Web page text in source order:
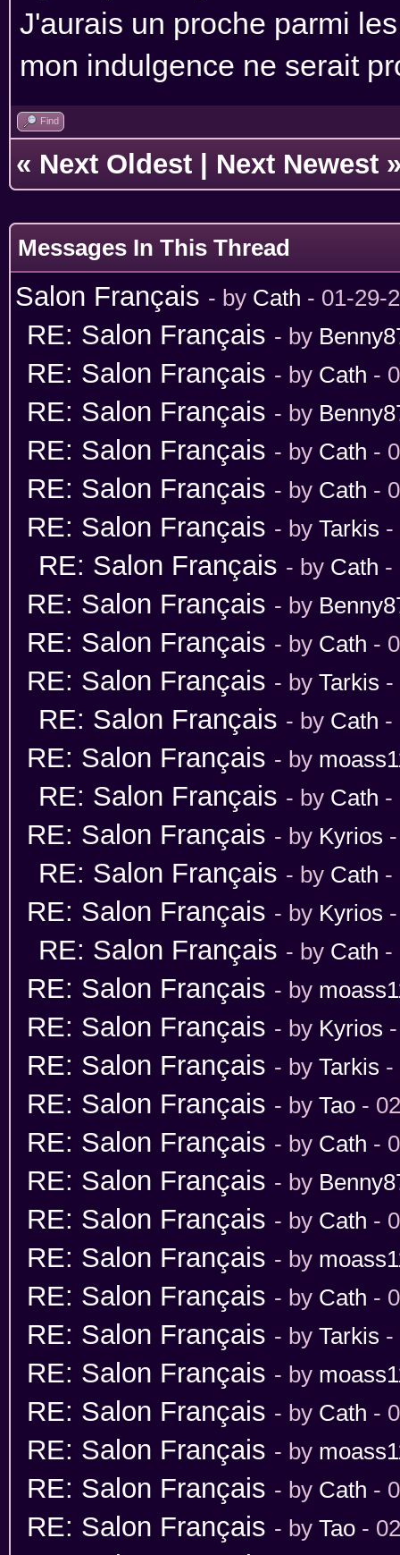
J'aurais un proche parmi
mon indulgence ne serait
Find
« Next Oldest Next Newest
Messages In This Thread
Salon Français - by Cath - 01-29-
RE: Salon Français - by
RE: Salon Français - by Cath -
RE: Salon Français - by
RE: Salon Français - by Cath -
RE: Salon Français - by Cath -
RE: Salon Français - by Tarkis -
RE: Salon Français - by Cath -
RE: Salon Français - by
RE: Salon Français - by Cath -
RE: Salon Français - by Tarkis -
RE: Salon Français - by Cath -
RE: Salon Français - by
RE: Salon Français - by Cath -
RE: Salon Français - by Kyrios
RE: Salon Français - by Cath -
RE: Salon Français - by Kyrios
RE: Salon Français - by Cath -
RE: Salon Français - by
RE: Salon Français - by Kyrios
RE: Salon Français - by Tarkis -
RE: Salon Français - by Tao -
RE: Salon Français - by Cath -
RE: Salon Français - by
RE: Salon Français - by Cath -
RE: Salon Français - by
RE: Salon Français - by Cath -
RE: Salon Français - by Tarkis -
RE: Salon Français - by
RE: Salon Français - by Cath -
RE: Salon Français - by
RE: Salon Français - by Cath -
RE: Salon Français - by Tao -